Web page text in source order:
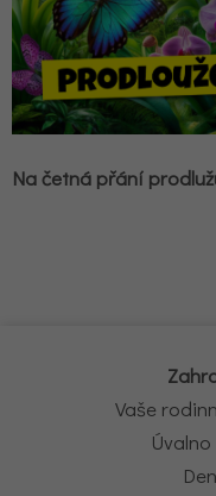
Na četná přání
Vaše